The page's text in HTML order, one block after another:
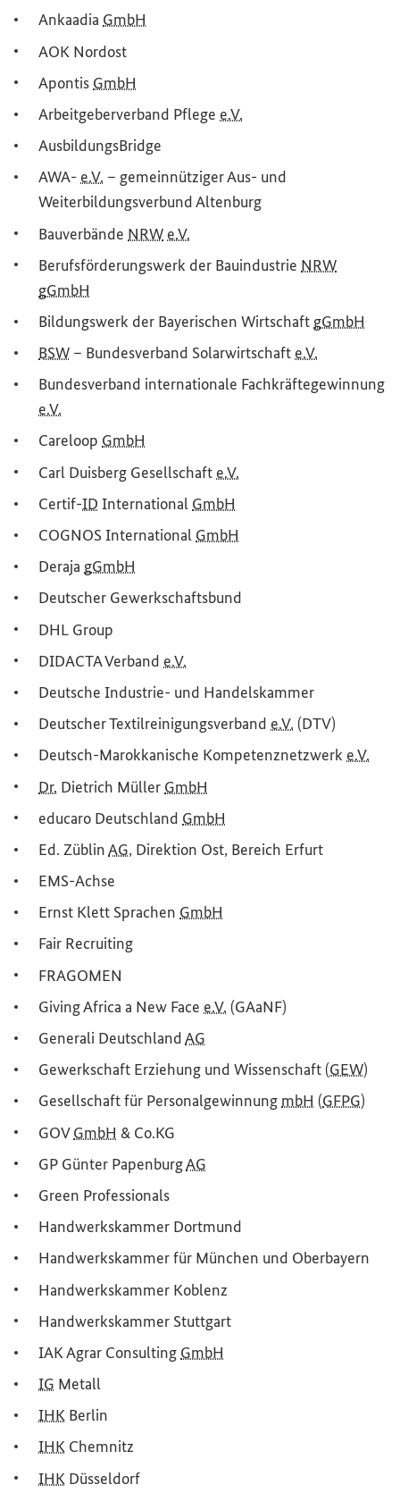
Ankaadia GmbH
AOK Nordost
Apontis GmbH
Arbeitgeberverband Pflege e.V.
AusbildungsBridge
AWA- e.V. – gemeinnütziger Aus- und
Weiterbildungsverbund Altenburg
Bauverbände NRW e.V.
Berufsförderungswerk der Bauindustrie NRW
gGmbH
Bildungswerk der Bayerischen Wirtschaft gGmbH
BSW – Bundesverband Solarwirtschaft e.V.
Bundesverband internationale Fachkräftegewinnung
e.V.
Careloop GmbH
Carl Duisberg Gesellschaft e.V.
Certif-ID International GmbH
COGNOS International GmbH
Deraja gGmbH
Deutscher Gewerkschaftsbund
DHL Group
DIDACTA Verband e.V.
Deutsche Industrie- und Handelskammer
Deutscher Textilreinigungsverband e.V. (DTV)
Deutsch-Marokkanische Kompetenznetzwerk e.V.
Dr. Dietrich Müller GmbH
educaro Deutschland GmbH
Ed. ZüblinAG, Direktion Ost, Bereich Erfurt
EMS-Achse
Ernst Klett Sprachen GmbH
Fair Recruiting
FRAGOMEN
Giving Africa a New Face e.V. (GAaNF)
Generali DeutschlandAG
Gewerkschaft Erziehung und Wissenschaft(GEW)
Gesellschaft für Personalgewinnung mbH (GFPG)
GOVGmbH & Co.KG
GP Günter PapenburgAG
Green Professionals
Handwerkskammer Dortmund
Handwerkskammer für München und Oberbayern
Handwerkskammer Koblenz
Handwerkskammer Stuttgart
IAK Agrar Consulting GmbH
IG Metall
IHK Berlin
IHK Chemnitz
IHK Düsseldorf